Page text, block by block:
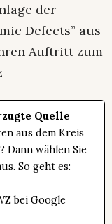
der
Defects” aus
Auftritt zum
Quelle
aus dem Kreis
Dann wählen Sie
So geht es:
bei Google